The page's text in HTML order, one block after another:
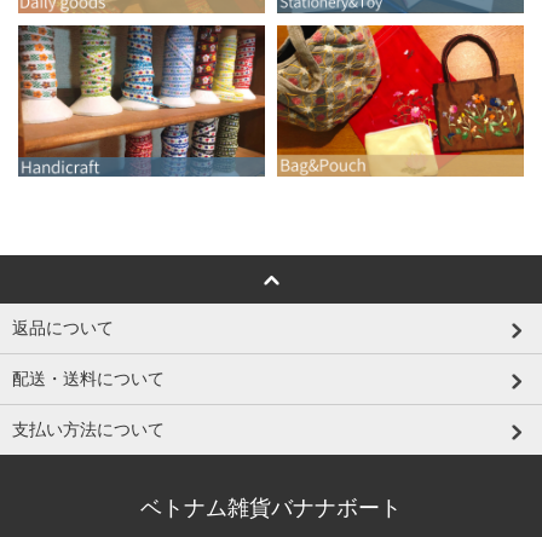
返品について
配送・送料について
支払い方法について
ベトナム雑貨バナナボート